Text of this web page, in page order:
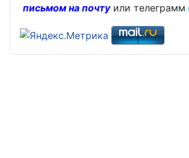
письмом на почтуили телеграмм